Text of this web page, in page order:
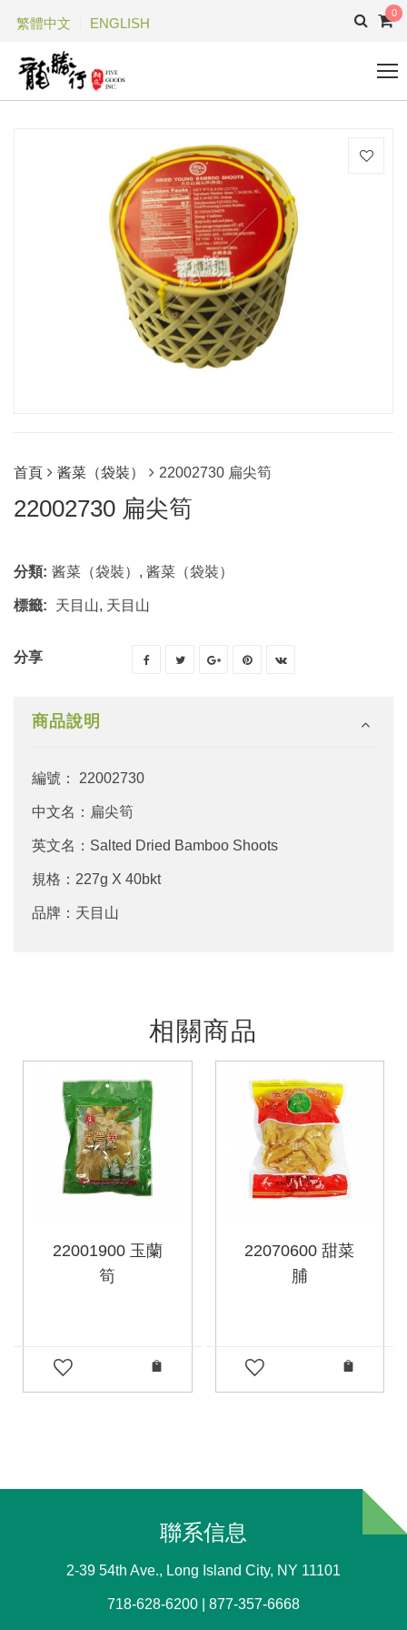
繁體中文 ENGLISH
0
首頁 酱菜（袋裝） 22002730 扁尖筍
22002730 扁尖筍
分類: 酱菜（袋裝） , 酱菜（袋裝）
標籤: 天目山, 天目山
分享
商品說明
編號： 22002730
中文名：扁尖筍
英文名：Salted Dried Bamboo Shoots
規格：227g X 40bkt
品牌：天目山
相關商品
22001900 玉蘭
筍
22070600 甜菜
脯
聯系信息
2-39 54th Ave., Long Island City, NY 11101
718-628-6200 | 877-357-6668